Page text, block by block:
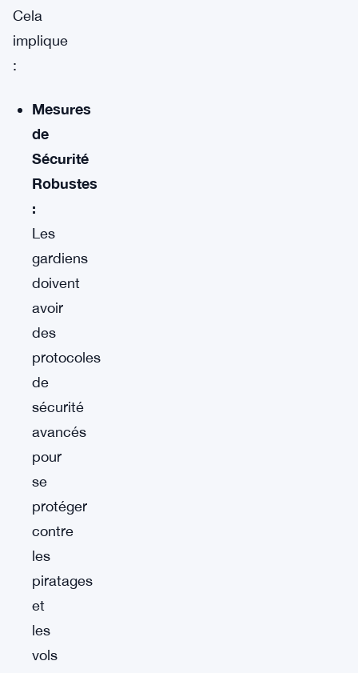
Cela
implique
:
Mesures
de
Sécurité
Robustes
:
Les
gardiens
doivent
avoir
des
protocoles
de
sécurité
avancés
pour
se
protéger
contre
les
piratages
et
les
vols